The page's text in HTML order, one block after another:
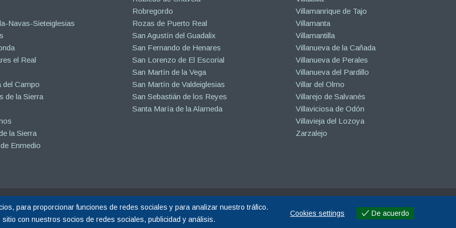
Navas-Sieteiglesias
el Real
del Campo
de la Sierra
la Sierra
Enmedio
Robregordo
Rozas de Puerto Real
San Agustín del Guadalix
San Fernando de Henares
San Lorenzo de El Escorial
San Martín de la Vega
San Martín de Valdeiglesias
San Sebastián de los Reyes
Santa María de la Alameda
Villamanrique de Tajo
Villamanta
Villamantilla
Villanueva de la Cañada
Villanueva de Perales
Villanueva del Pardillo
Villar del Olmo
Villarejo de Salvanés
Villaviciosa de Odón
Villavieja del Lozoya
Zarzalejo
para proporcionar funciones de redes sociales y para analizar nuestro tráfico.
con nuestros socios de redes sociales, publicidad y análisis.
Cookies settings De acuerdo